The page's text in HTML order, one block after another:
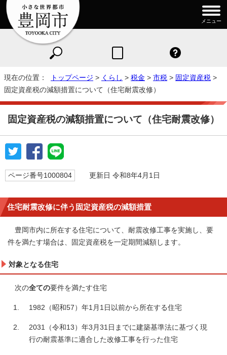
メニュー
現在の位置： トップページ > くらし > 税金 > 市税 > 固定資産税 >
固定資産税の減額措置について（住宅耐震改修）
固定資産税の減額措置について（住宅耐震改修）
ページ番号1000804 更新日 令和8年4月1日
住宅耐震改修に伴う固定資産税の減額措置
豊岡市内に所在する住宅について、耐震改修工事を実施し、要
件を満たす場合は、固定資産税を一定期間減額します。
対象となる住宅
次の全ての要件を満たす住宅
1982（昭和57）年1月1日以前から所在する住宅
2031（令和13）年3月31日までに建築基準法に基づく現
行の耐震基準に適合した改修工事を行った住宅